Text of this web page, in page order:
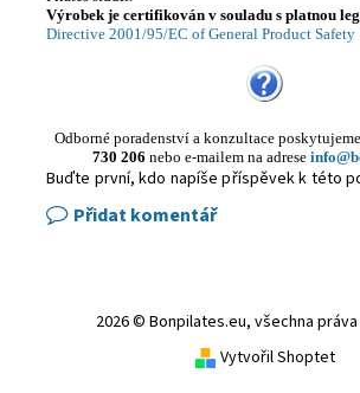
Výrobek je certifikován v souladu s platnou
Directive 2001/95/EC of General Product Safety
Odborné poradenství a konzultace poskytujeme
730 206 nebo e-mailem na adrese
Buďte první, kdo napíše příspěvek k této
Přidat komentář
2026 © Bonpilates.eu, všechna
Vytvořil Shoptet